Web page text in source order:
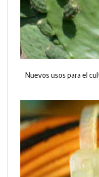
Nuevos usos para el